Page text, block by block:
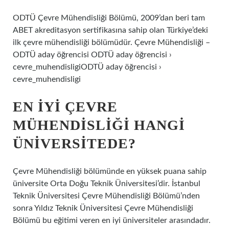
ODTÜ Çevre Mühendisliği Bölümü, 2009’dan beri tam
ABET akreditasyon sertifikasına sahip olan Türkiye’deki
ilk çevre mühendisliği bölümüdür. Çevre Mühendisliği –
ODTÜ aday öğrencisi ODTÜ aday öğrencisi ›
cevre_muhendisligiODTÜ aday öğrencisi ›
cevre_muhendisligi
EN IYI ÇEVRE
MÜHENDISLIĞI HANGI
ÜNIVERSITEDE?
Çevre Mühendisliği bölümünde en yüksek puana sahip
üniversite Orta Doğu Teknik Üniversitesi’dir. İstanbul
Teknik Üniversitesi Çevre Mühendisliği Bölümü’nden
sonra Yıldız Teknik Üniversitesi Çevre Mühendisliği
Bölümü bu eğitimi veren en iyi üniversiteler arasındadır.